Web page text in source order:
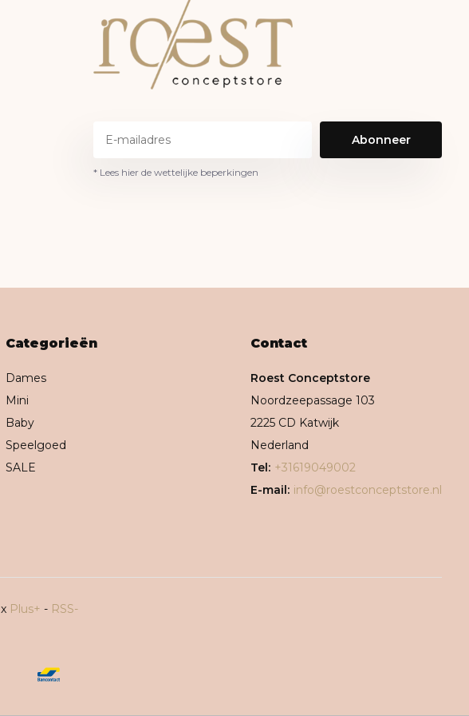
Abonneer
* Lees hier de wettelijke beperkingen
Categorieën
Dames
Mini
Baby
Speelgoed
SALE
Contact
Roest Conceptstore
Noordzeepassage 103
2225 CD Katwijk
Nederland
Tel: +31619049002
E-mail: info@roestconceptstore.nl
x Plus+ - RSS-